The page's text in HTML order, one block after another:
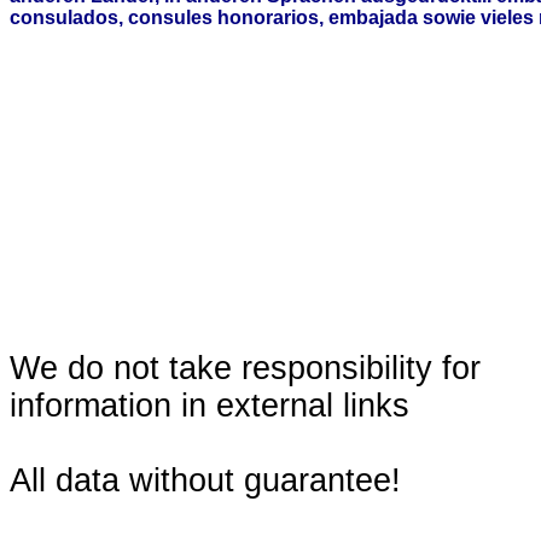
consulados, consules honorarios, embajada sowie vieles
We do not take responsibility for
information in external links
All data without guarantee!